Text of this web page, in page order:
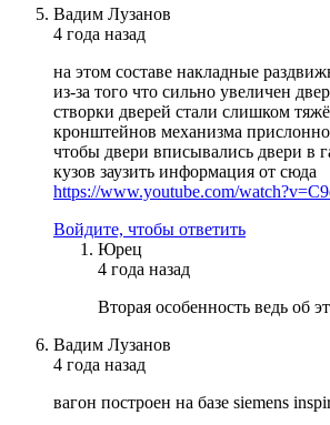
Вадим Лузанов
4 года назад
на этом составе накладные
из-за того что сильно увеличен
створки дверей стали слишком
кронштейнов механизма
чтобы двери вписывались двери в
кузов заузить информация от сюда
https://www.youtube.com/
Войдите, чтобы ответить
Юрец
4 года назад
Вторая особенность ведь об
Вадим Лузанов
4 года назад
вагон построен на базе siemens